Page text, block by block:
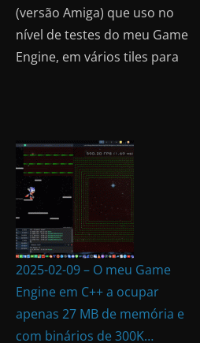
(versão Amiga) que uso no
nível de testes do meu Game
Engine, em vários tiles para
2025-02-09 – O meu Game
Engine em C++ a ocupar
apenas 27 MB de memória e
com binários de 300K…